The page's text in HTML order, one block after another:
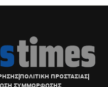
|ΠΟΛΙΤΙΚΗ ΠΡΟΣΤΑΣΙΑΣ|